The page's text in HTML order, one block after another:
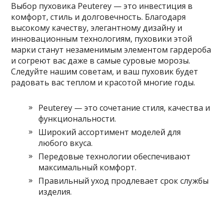
Выбор пуховика Peuterey — это инвестиция в
комфорт, стиль и долговечность. Благодаря
высокому качеству, элегантному дизайну и
инновационным технологиям, пуховики этой
марки станут незаменимым элементом гардероба
и согреют вас даже в самые суровые морозы.
Следуйте нашим советам, и ваш пуховик будет
радовать вас теплом и красотой многие годы.
Peuterey — это сочетание стиля, качества и
функциональности.
Широкий ассортимент моделей для
любого вкуса.
Передовые технологии обеспечивают
максимальный комфорт.
Правильный уход продлевает срок службы
изделия.